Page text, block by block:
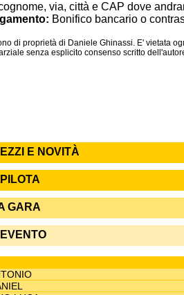
via, città e CAP dove
Bonifico bancario o
di proprietà di Daniele Ghinassi. E' vietata
senza esplicito consenso scritto
E NOVITÀ
GARA